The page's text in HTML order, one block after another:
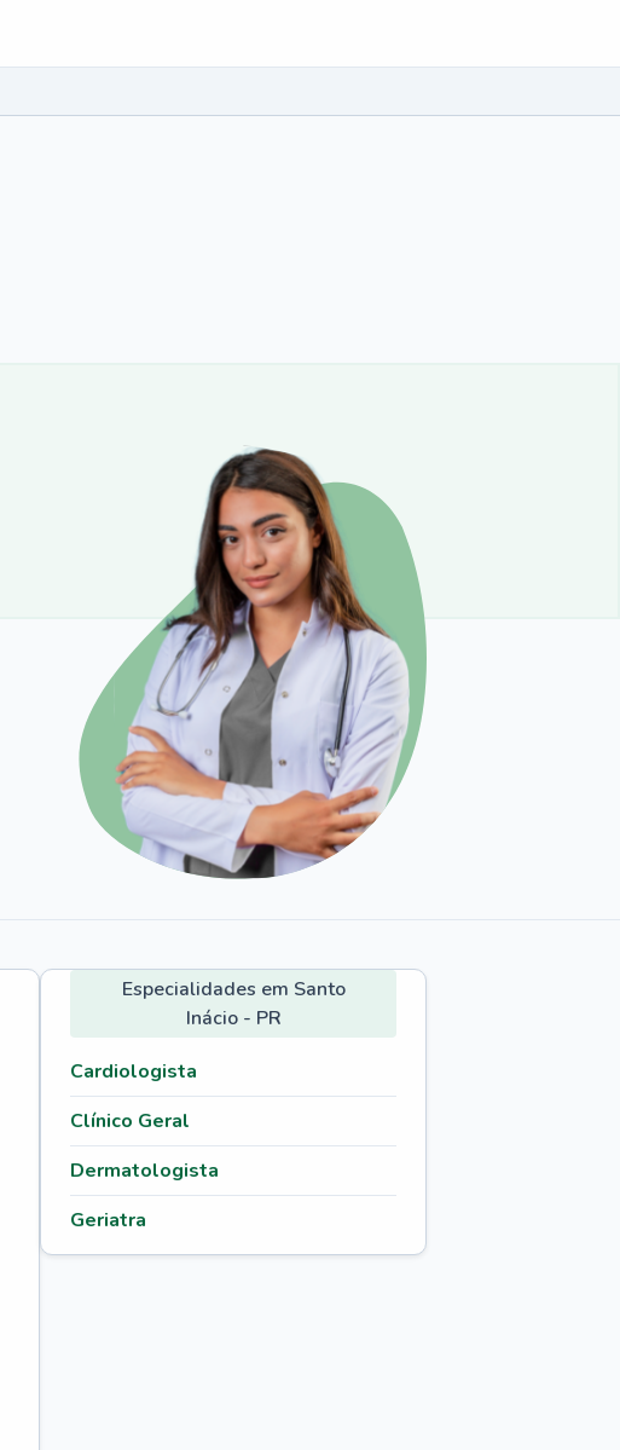
Especialidades em Santo
Inácio - PR
Cardiologista
Clínico Geral
Dermatologista
Geriatra